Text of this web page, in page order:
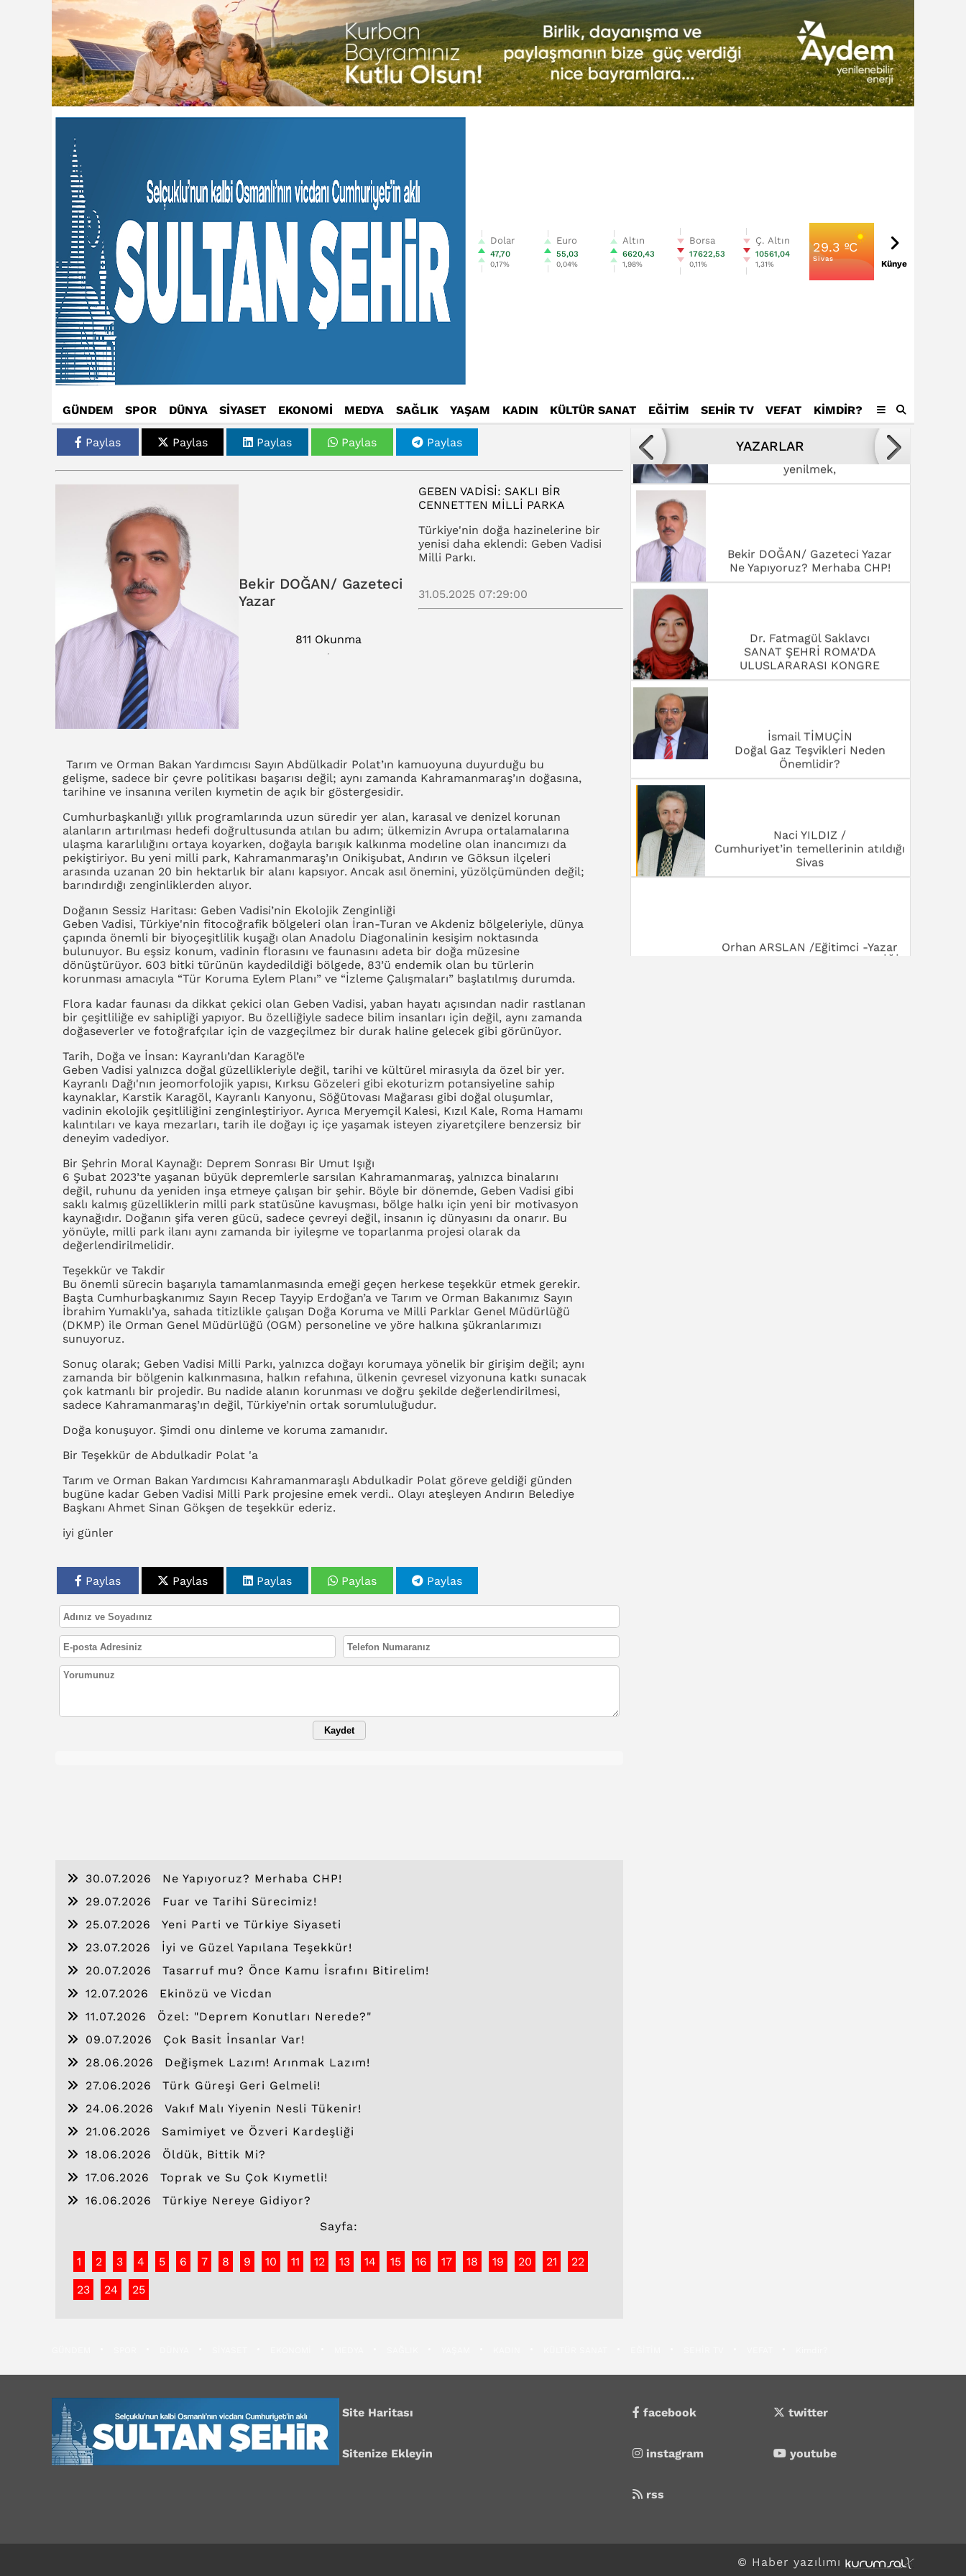
Dolar
47,70
0,17%
Euro
55,03
0,04%
Altın
6620,43
1,98%
Borsa
17622,53
0,11%
Ç. Altın
10561,04
1,31%
29.3 ºC
Sivas
Künye
GÜNDEM SPOR DÜNYA SİYASET EKONOMİ MEDYA SAĞLIK YAŞAM KADIN KÜLTÜR SANAT EĞİTİM SEHİR TV VEFAT KIMDIR?
Paylas Paylas Paylas Paylas Paylas
Bekir DOĞAN/ Gazeteci
Yazar
811 Okunma
GEBEN VADISI: SAKLI BIR
CENNETTEN MILLI PARKA
Türkiye'nin doğa hazinelerine bir
yenisi daha eklendi: Geben Vadisi
Milli Parkı.
31.05.2025 07:29:00
Tarım ve Orman Bakan Yardımcısı Sayın Abdülkadir Polat’ın kamuoyuna duyurduğu bu
gelişme, sadece bir çevre politikası başarısı değil; aynı zamanda Kahramanmaraş’ın doğasına,
tarihine ve insanına verilen kıymetin de açık bir göstergesidir.
Cumhurbaşkanlığı yıllık programlarında uzun süredir yer alan, karasal ve denizel korunan
alanların artırılması hedefi doğrultusunda atılan bu adım; ülkemizin Avrupa ortalamalarına
ulaşma kararlılığını ortaya koyarken, doğayla barışık kalkınma modeline olan inancımızı da
pekiştiriyor. Bu yeni milli park, Kahramanmaraş’ın Onikişubat, Andırın ve Göksun ilçeleri
arasında uzanan 20 bin hektarlık bir alanı kapsıyor. Ancak asıl önemini, yüzölçümünden değil;
barındırdığı zenginliklerden alıyor.
Doğanın Sessiz Haritası: Geben Vadisi’nin Ekolojik Zenginliği
Geben Vadisi, Türkiye'nin fitocoğrafik bölgeleri olan İran-Turan ve Akdeniz bölgeleriyle, dünya
çapında önemli bir biyoçeşitlilik kuşağı olan Anadolu Diagonalinin kesişim noktasında
bulunuyor. Bu eşsiz konum, vadinin florasını ve faunasını adeta bir doğa müzesine
dönüştürüyor. 603 bitki türünün kaydedildiği bölgede, 83’ü endemik olan bu türlerin
korunması amacıyla “Tür Koruma Eylem Planı” ve “İzleme Çalışmaları” başlatılmış durumda.
Flora kadar faunası da dikkat çekici olan Geben Vadisi, yaban hayatı açısından nadir rastlanan
bir çeşitliliğe ev sahipliği yapıyor. Bu özelliğiyle sadece bilim insanları için değil, aynı zamanda
doğaseverler ve fotoğrafçılar için de vazgeçilmez bir durak haline gelecek gibi görünüyor.
Tarih, Doğa ve İnsan: Kayranlı’dan Karagöl’e
Geben Vadisi yalnızca doğal güzellikleriyle değil, tarihi ve kültürel mirasıyla da özel bir yer.
Kayranlı Dağı'nın jeomorfolojik yapısı, Kırksu Gözeleri gibi ekoturizm potansiyeline sahip
kaynaklar, Karstik Karagöl, Kayranlı Kanyonu, Söğütovası Mağarası gibi doğal oluşumlar,
vadinin ekolojik çeşitliliğini zenginleştiriyor. Ayrıca Meryemçil Kalesi, Kızıl Kale, Roma Hamamı
kalıntıları ve kaya mezarları, tarih ile doğayı iç içe yaşamak isteyen ziyaretçilere benzersiz bir
deneyim vadediyor.
Bir Şehrin Moral Kaynağı: Deprem Sonrası Bir Umut Işığı
6 Şubat 2023’te yaşanan büyük depremlerle sarsılan Kahramanmaraş, yalnızca binalarını
değil, ruhunu da yeniden inşa etmeye çalışan bir şehir. Böyle bir dönemde, Geben Vadisi gibi
saklı kalmış güzelliklerin milli park statüsüne kavuşması, bölge halkı için yeni bir motivasyon
kaynağıdır. Doğanın şifa veren gücü, sadece çevreyi değil, insanın iç dünyasını da onarır. Bu
yönüyle, milli park ilanı aynı zamanda bir iyileşme ve toparlanma projesi olarak da
değerlendirilmelidir.
Teşekkür ve Takdir
Bu önemli sürecin başarıyla tamamlanmasında emeği geçen herkese teşekkür etmek gerekir.
Başta Cumhurbaşkanımız Sayın Recep Tayyip Erdoğan’a ve Tarım ve Orman Bakanımız Sayın
İbrahim Yumaklı’ya, sahada titizlikle çalışan Doğa Koruma ve Milli Parklar Genel Müdürlüğü
(DKMP) ile Orman Genel Müdürlüğü (OGM) personeline ve yöre halkına şükranlarımızı
sunuyoruz.
Sonuç olarak; Geben Vadisi Milli Parkı, yalnızca doğayı korumaya yönelik bir girişim değil; aynı
zamanda bir bölgenin kalkınmasına, halkın refahına, ülkenin çevresel vizyonuna katkı sunacak
çok katmanlı bir projedir. Bu nadide alanın korunması ve doğru şekilde değerlendirilmesi,
sadece Kahramanmaraş’ın değil, Türkiye’nin ortak sorumluluğudur.
Doğa konuşuyor. Şimdi onu dinleme ve koruma zamanıdır.
Bir Teşekkür de Abdulkadir Polat 'a
Tarım ve Orman Bakan Yardımcısı Kahramanmaraşlı Abdulkadir Polat göreve geldiği günden
bugüne kadar Geben Vadisi Milli Park projesine emek verdi.. Olayı ateşleyen Andırın Belediye
Başkanı Ahmet Sinan Gökşen de teşekkür ederiz.
iyi günler
Paylas Paylas Paylas Paylas Paylas
Kaydet
30.07.2026
Ne Yapıyoruz? Merhaba CHP!
29.07.2026
Fuar ve Tarihi Sürecimiz!
25.07.2026
Yeni Parti ve Türkiye Siyaseti
23.07.2026
İyi ve Güzel Yapılana Teşekkür!
20.07.2026
Tasarruf mu? Önce Kamu İsrafını Bitirelim!
12.07.2026
Ekinözü ve Vicdan
11.07.2026
Özel: "Deprem Konutları Nerede?"
09.07.2026
Çok Basit İnsanlar Var!
28.06.2026
Değişmek Lazım! Arınmak Lazım!
27.06.2026
Türk Güreşi Geri Gelmeli!
24.06.2026
Vakıf Malı Yiyenin Nesli Tükenir!
21.06.2026
Samimiyet ve Özveri Kardeşliği
18.06.2026
Öldük, Bittik Mi?
17.06.2026
Toprak ve Su Çok Kıymetli!
16.06.2026
Türkiye Nereye Gidiyor?
Sayfa:
1 2 3 4 5 6 7 8 9 10 11 12 13 14 15 16 17 18 19 20 21 22
23 24 25
YAZARLAR
Avukat Mustafa Tamer
Kötülükler ve kötüler karşısında
yenilmek,
Ne Yapıyoruz? Merhaba CHP!
SANAT ŞEHRİ ROMA’DA
ULUSLARARASI KONGRE
Doğal Gaz Teşvikleri Neden
Önemlidir?
Cumhuriyet’in temellerinin atıldığı
Sivas
BAYRAM YARDIM SEFERBERLİĞİ
Site Haritası
Sitenize Ekleyin
facebook twitter
instagram youtube
rss
© Haber yazılımı